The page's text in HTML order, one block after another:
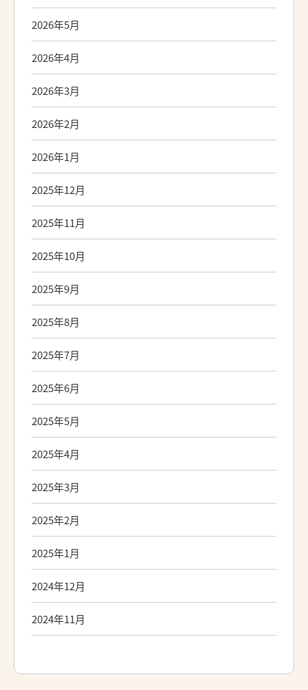
2026年5月
2026年4月
2026年3月
2026年2月
2026年1月
2025年12月
2025年11月
2025年10月
2025年9月
2025年8月
2025年7月
2025年6月
2025年5月
2025年4月
2025年3月
2025年2月
2025年1月
2024年12月
2024年11月